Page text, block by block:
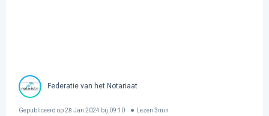
Federatie van het Notariaat
Gepubliceerd op28 Jan 2024 bij 09:10 Lezen 3min